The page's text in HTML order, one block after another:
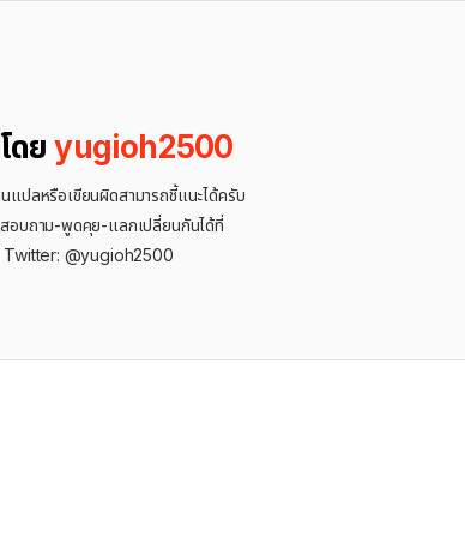
ดยyugioh2500
แปลหรือเขียนผิดสามารถชี้แนะได้ครับ
อบถาม-พูดคุย-แลกเปลี่ยนกันได้ที่
Twitter: @yugioh2500